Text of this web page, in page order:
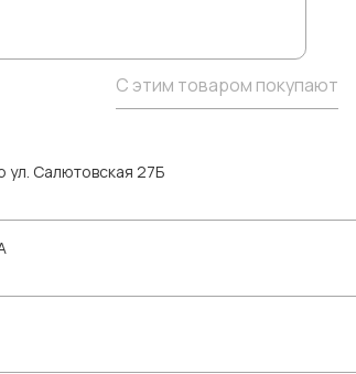
С этим товаром покупают
ул. Салютовская 27Б